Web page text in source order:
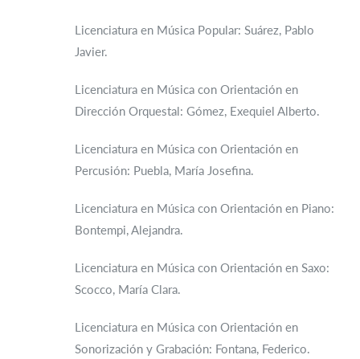
Licenciatura en Música Popular: Suárez, Pablo
Javier.
Licenciatura en Música con Orientación en
Dirección Orquestal: Gómez, Exequiel Alberto.
Licenciatura en Música con Orientación en
Percusión: Puebla, María Josefina.
Licenciatura en Música con Orientación en Piano:
Bontempi, Alejandra.
Licenciatura en Música con Orientación en Saxo:
Scocco, María Clara.
Licenciatura en Música con Orientación en
Sonorización y Grabación: Fontana, Federico.